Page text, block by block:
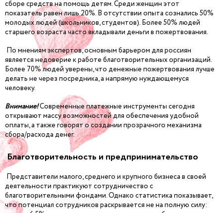
сборе средств на помощь детям. Среди женщин этот
показатель равен лишь 20%. В отсутствии опыта сознались 50%
молодых людей (школьников, студентов). Более 50% людей
старшего возраста часто вкладывали деньги в пожертвования.
По мнениям экспертов, основным барьером для россиян
является недоверие к работе благотворительных организаций.
Более 70% людей уверены, что денежные пожертвования лучше
делать не через посредника, а напрямую нуждающемуся
человеку.
Внимание!Современные платежные инструменты сегодня
открывают массу возможностей для обеспечения удобной
оплаты, а также говорят о создании прозрачного механизма
сбора/расхода денег.
Благотворительность и предпринимательство
Представители малого, среднего и крупного бизнеса в своей
деятельности практикуют сотрудничество с
благотворительными фондами. Однако статистика показывает,
что потенциал сотрудников раскрывается не на полную силу: